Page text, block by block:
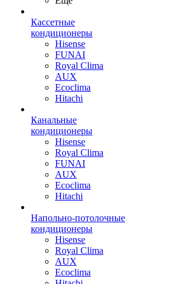
Кассетные
кондиционеры
Hisense
FUNAI
Royal Clima
AUX
Ecoclima
Hitachi
Канальные
кондиционеры
Hisense
Royal Clima
FUNAI
AUX
Ecoclima
Hitachi
Напольно-потолочные
кондиционеры
Hisense
Royal Clima
AUX
Ecoclima